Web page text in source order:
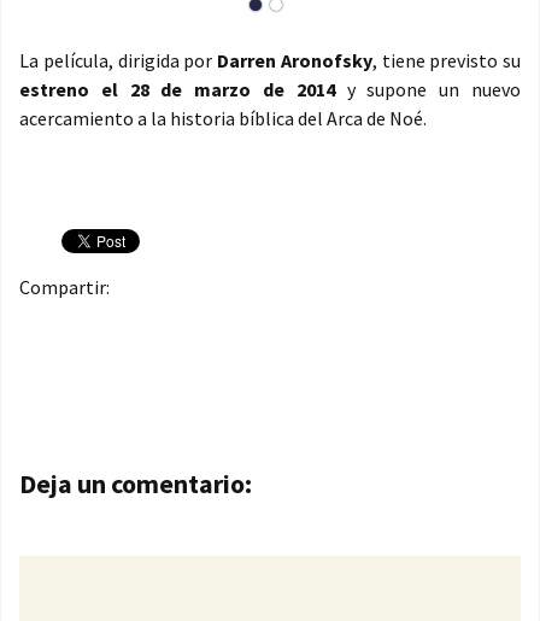
La película, dirigida por Darren Aronofsky, tiene previsto su
estreno el 28 de marzo de 2014y supone un nuevo
acercamiento a la historia bíblica del Arca de Noé.
Compartir:
Navegación de entradas
Deja un comentario: